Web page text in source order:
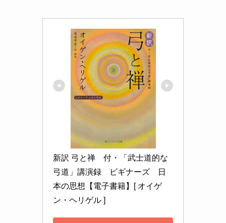
新訳 弓と禅　付・「武士道的な
弓道」講演録　ビギナーズ　日
本の思想【電子書籍】[ オイゲ
ン・ヘリゲル ]